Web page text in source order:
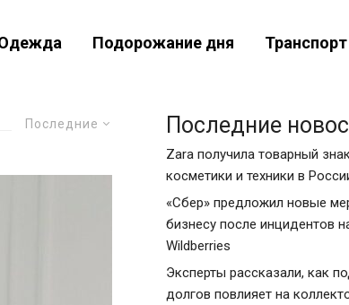
Подорожание дня Транспорт
Последние Последние
Zara получила товарный
косметики и техники в
«Сбер» предложил новые
бизнесу после инцидентов
Wildberries
Эксперты рассказали, как
долгов повлияет на